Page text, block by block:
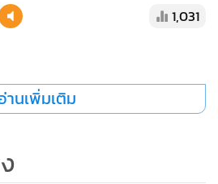
นำไปสู่การเปลี่ยนแปลง เพราะการ
ะนำไปสู่ การพัฒนาและทดสอบ 3
การน้ำ ต้นแบบการจัดการข้าว
สำหรับผลิตภัณฑ์กาบไผ่และใบตอง
รื่องขึ้นรูปภาชนะของพระอาจารย์
ลงกรณ์มหาวิทยาลัย ทั้งในส่วนของ
ทุนการผลิต ที่ปัจจุบันบ้านวนาไพร
1,031
านเพิ่มเติม